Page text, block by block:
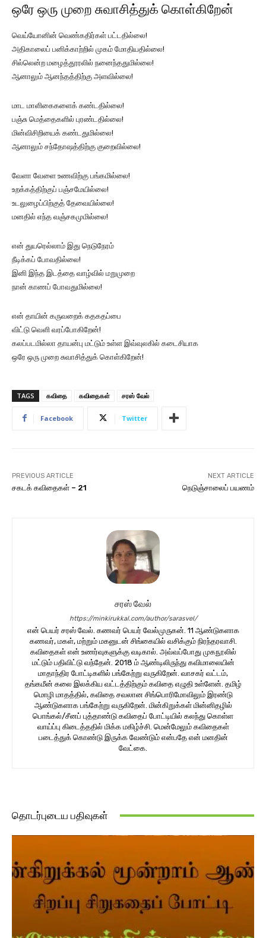
ஒரே ஒரு முறை சுவாசித்துக் கொள்கிறேன்
வெய்யோனின் வெண்கதிர்கள் பட்டதில்லை!
அதிகாலைப் பனிக்காற்றில் முகம் மோதியதில்லை!
சில்லென்ற மழைத்தூரலில் நனைந்ததுமில்லை!
ஆனாலும் ஆனந்தத்திற்கு அளவில்லை!
மாட மாளிகைகளைக் கண்டதில்லை!
பஞ்சு மெத்தைகளில் புரண்டதில்லை!
மின்விசிறியைக் கண்டதுமில்லை!
ஆனாலும் சந்தோஷத்திற்கு குறைவில்லை!
வேளா வேளை உணவிற்கு பங்கமில்லை!
உறக்கத்திற்குப் பஞ்சமேயில்லை!
உடலுழைப்பிற்குத் தேவையில்லை!
மனதில் எந்த வஞ்சகமுமில்லை!
என் துயரெல்லாம் இது நெடுநேரம்
நீடிக்கப் போவதில்லை!
இனி இந்த இடத்தை வாழ்வில் மறுமுறை
நான் காணப் போவதுமில்லை!
என் தாயின் கருவறைக் கதகதப்பை
விட்டு வெளி வரப்போகிறேன்!
கலப்படமில்லா தாயன்பு மட்டும் உள்ள இவ்வுலகில் கடைசியாக
ஒரே ஒரு முறை சுவாசித்துக் கொள்கிறேன்!
TAGS கவிதை கவிதைகள் சரஸ் வேல்
Facebook Twitter
PREVIOUS ARTICLE
சகடக் கவிதைகள் – 21
NEXT ARTICLE
நெடுஞ்சாலைப் பயணம்
சரஸ் வேல்
https://minkirukkal.com/author/sarasvel/
என் பெயர் சரஸ் வேல். கணவர் பெயர் வேல்முருகன். 11 ஆண்டுகளாக
கணவர், மகள், மற்றும் மகனுடன் சிங்கையில் வசிக்கும் நிரந்தரவாசி.
கவிதைகள் என் உணர்வுகளுக்கு வடிகால். அவ்வப்போது முகநூலில்
மட்டும் பதிவிட்டு வந்தேன். 2018 ம் ஆண்டிலிருந்து கவிமாலையின்
மாதாந்திர போட்டிகளில் பங்கேற்று வருகிறேன். வாசகர் வட்டம்,
தங்கமீன் கலை இலக்கிய வட்டத்திற்கும் கவிதை எழுதி உள்ளேன். தமிழ்
மொழி மாதத்தில், கவிதை சவலான சிங்பொரிமோவிலும் இரண்டு
ஆண்டுகளாக பங்கேற்று வருகிறேன். மின்கிறுக்கள் மின்னிதழில்
பொங்கல்/சீனப் புத்தாண்டு கவிதைப் போட்டியில் கலந்து கொள்ள
வாய்ப்பு கிடைத்ததில் மிக்க மகிழ்ச்சி. மென்மேலும் கவிதைகள்
படைத்துக் கொண்டு இருக்க வேண்டும் என்பதே என் மனதின்
வேட்கை.
தொடர்புடைய பதிவுகள்